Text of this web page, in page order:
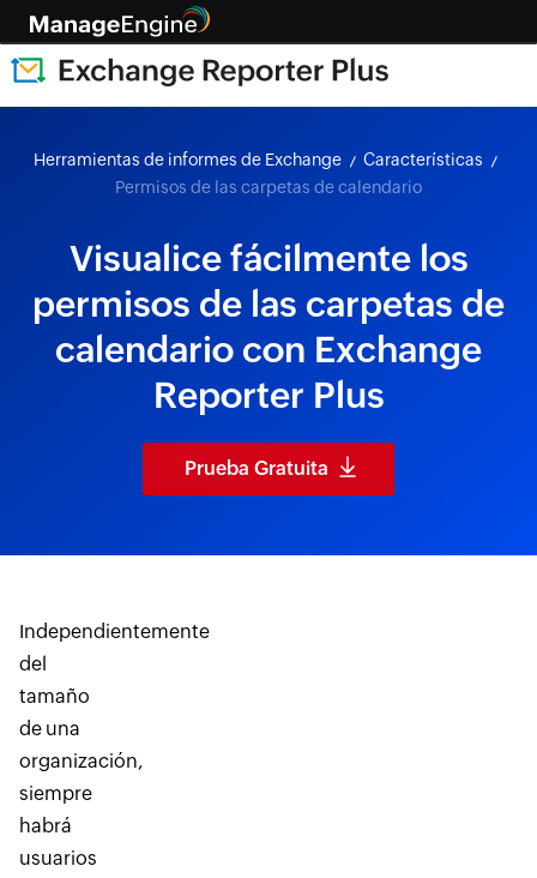
Herramientas de informes de Exchange
Características
Permisos de las carpetas de calendario
Visualice fácilmente los
permisos de las carpetas de
calendario con Exchange
Reporter Plus
Prueba Gratuita
Independientemente
del
tamaño
de una
organización,
siempre
habrá
usuarios